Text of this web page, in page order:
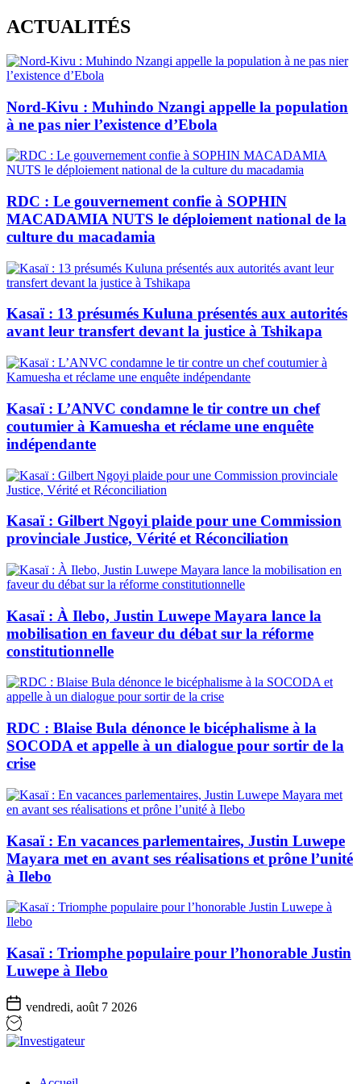
Skip
to
content
ACTUALITÉS
Nord-Kivu : Muhindo Nzangi appelle la population
à ne pas nier l’existence d’Ebola
RDC : Le gouvernement confie à SOPHIN
MACADAMIA NUTS le déploiement national de la
culture du macadamia
Kasaï : 13 présumés Kuluna présentés aux autorités
avant leur transfert devant la justice à Tshikapa
Kasaï : L’ANVC condamne le tir contre un chef
coutumier à Kamuesha et réclame une enquête
indépendante
Kasaï : Gilbert Ngoyi plaide pour une Commission
provinciale Justice, Vérité et Réconciliation
Kasaï : À Ilebo, Justin Luwepe Mayara lance la
mobilisation en faveur du débat sur la réforme
constitutionnelle
RDC : Blaise Bula dénonce le bicéphalisme à la
SOCODA et appelle à un dialogue pour sortir de la
crise
Kasaï : En vacances parlementaires, Justin Luwepe
Mayara met en avant ses réalisations et prône l’unité
à Ilebo
Kasaï : Triomphe populaire pour l’honorable Justin
Luwepe à Ilebo
vendredi, août 7 2026